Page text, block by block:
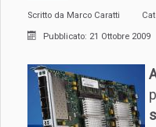
Scritto da Marco Caratti
Pubblicato: 21 Ottobre 2009